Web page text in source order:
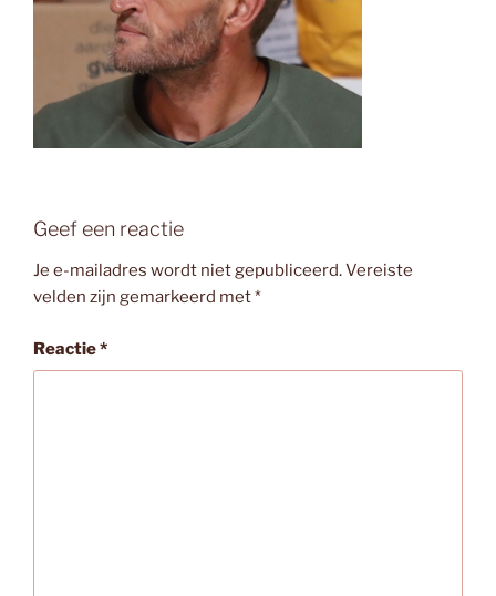
Geef een reactie
Je e-mailadres wordt niet gepubliceerd.Vereiste
velden zijn gemarkeerd met*
Reactie*